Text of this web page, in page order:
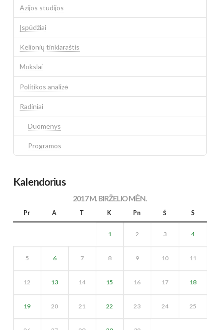
Azijos studijos
Įspūdžiai
Kelionių tinklaraštis
Mokslai
Politikos analizė
Radiniai
Duomenys
Programos
Kalendorius
2017 M. BIRŽELIO MĖN.
Pr A T K Pn Š S
1 2 3 4
5 6 7 8 9 10 11
12 13 14 15 16 17 18
19 20 21 22 23 24 25